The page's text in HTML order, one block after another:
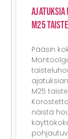
Ajatuksia
M25
Pääsin
M25
näistä